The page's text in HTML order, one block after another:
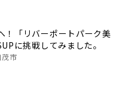
！「リバーポートパーク美
に挑戦してみました。
市